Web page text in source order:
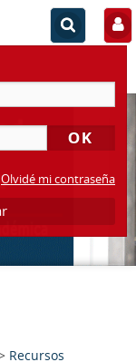
Olvidé mi contraseña
Recursos